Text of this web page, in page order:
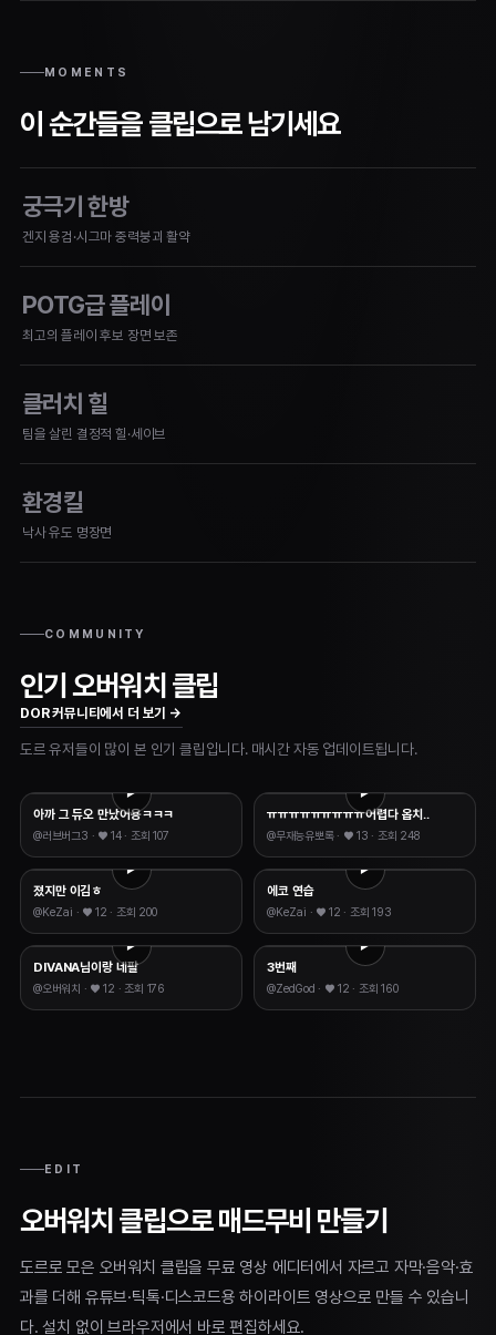
MOMENTS
이 순간들을 클립으로 남기세요
궁극기 한방
겐지 용검·시그마 중력붕괴 활약
POTG급 플레이
최고의 플레이 후보 장면 보존
클러치 힐
팀을 살린 결정적 힐·세이브
환경킬
낙사 유도 명장면
COMMUNITY
인기 오버워치 클립
DOR 커뮤니티에서 더 보기 →
도르 유저들이 많이 본 인기 클립입니다. 매시간 자동 업데이트됩니다.
아까 그 듀오 만났어용ㅋㅋㅋ
@러브버그3 · ♥ 14· 조회 107
ㅠㅠㅠㅠㅠㅠㅠㅠㅠ어렵다 옵치..
@무재능유뽀록· ♥ 13 · 조회 248
졌지만 이김ㅎ
@KeZai · ♥ 12 · 조회 200
에코 연습
@KeZai · ♥ 12 · 조회 193
DIVANA님이랑 네팔
@오버워치 · ♥12 · 조회 176
3번째
@ZedGod · ♥ 12 · 조회 160
EDIT
오버워치 클립으로 매드무비 만들기
도르로 모은 오버워치 클립을 무료 영상 에디터에서 자르고 자막·음악·효
과를 더해 유튜브·틱톡·디스코드용 하이라이트 영상으로 만들 수 있습니
다. 설치 없이 브라우저에서 바로 편집하세요.